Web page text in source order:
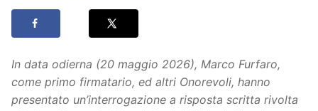
In data odierna (20 maggio 2026), Marco Furfaro,
come primo firmatario, ed altri Onorevoli, hanno
presentato un’interrogazione a risposta scritta rivolta